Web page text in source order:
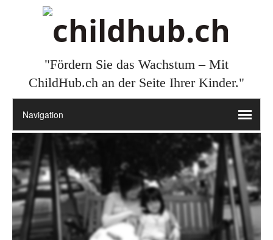
"Fördern Sie das Wachstum – Mit
ChildHub.ch an der Seite Ihrer Kinder."